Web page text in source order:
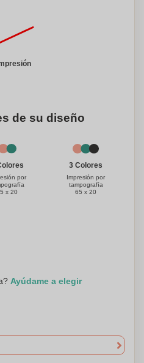
de su diseño
por
x 20
3 Colores
Impresión por
tampografía
65 x 20
Ayúdame a elegir